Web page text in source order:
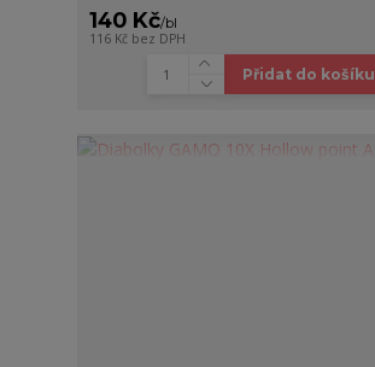
140 Kč/bl
116 Kč bez DPH
Přidat do košíku